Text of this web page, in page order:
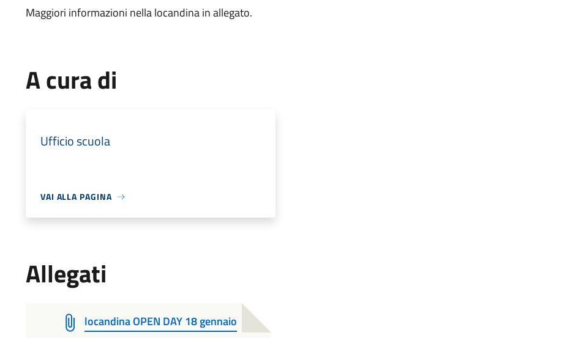
Maggiori informazioni nella locandina in allegato.
A cura di
Ufficio scuola
VAI ALLA PAGINA
Allegati
locandina OPEN DAY 18 gennaio